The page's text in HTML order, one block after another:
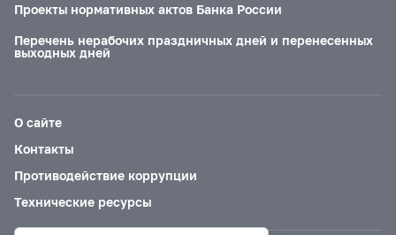
Проекты нормативных актов Банка России
Перечень нерабочих праздничных дней и перенесенных
выходных дней
О сайте
Контакты
Противодействие коррупции
Технические ресурсы